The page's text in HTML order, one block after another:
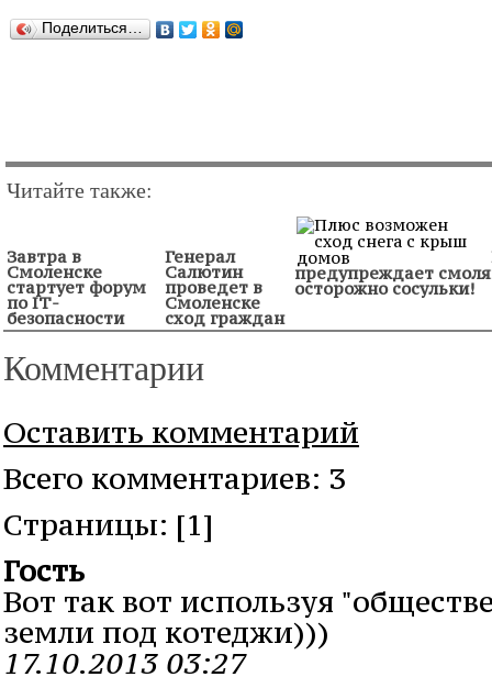
Поделиться…
Читайте также:
Завтра в
Смоленске
стартует форум
по IТ-
безопасности
Генерал
Салютин
проведет в
Смоленске
сход граждан
предупреждает
осторожно сосульки!
Комментарии
Оставить комментарий
Всего комментариев: 3
Cтраницы: [1]
Гость
Вот так вот используя
земли под котеджи)))
17.10.2013 03:27